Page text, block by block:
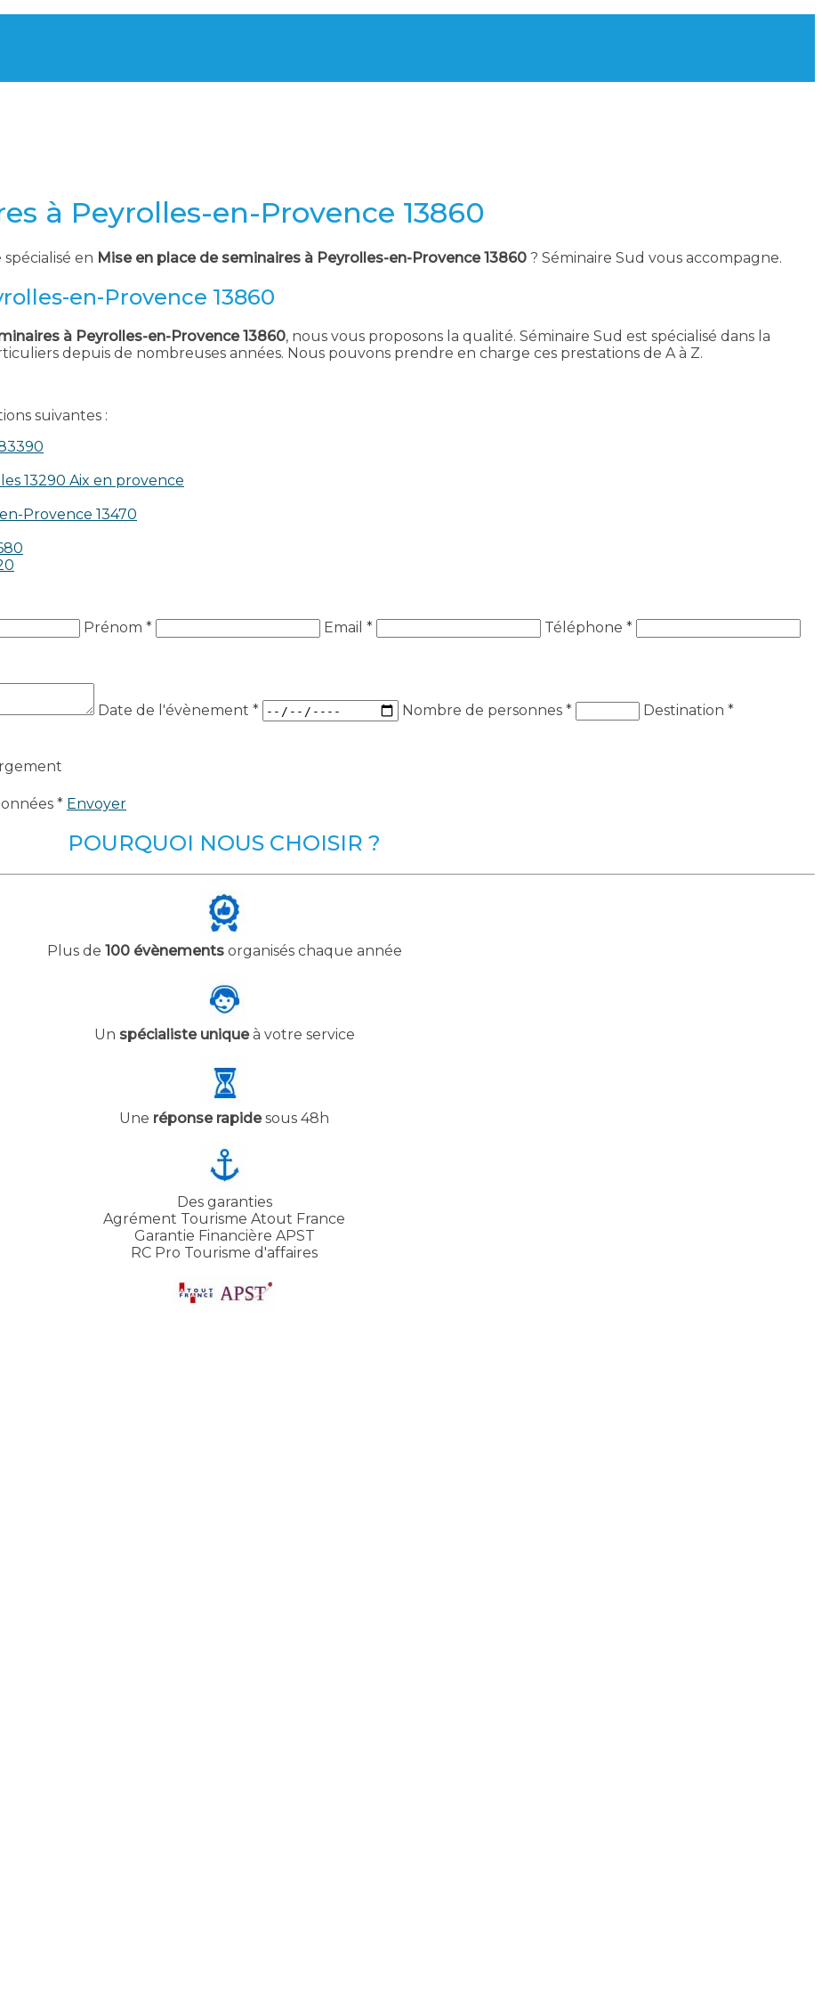
à Peyrolles-en-Provence 13860
en Mise en place de seminaires à Peyrolles-en-Provence 13860 ? Séminaire Sud vous accompagne.
en-Provence 13860
à Peyrolles-en-Provence 13860, nous vous proposons la qualité. Séminaire Sud est spécialisé dans la
depuis de nombreuses années. Nous pouvons prendre en charge ces prestations de A à Z.
suivantes :
13290 Aix en provence​
Provence 13470
Prénom * Email *
Téléphone *
Date de l'évènement * Nombre de personnes * Destination *
* Envoyer
POURQUOI NOUS CHOISIR ?
Plus de 100 évènementsorganisés chaque année
Un spécialiste uniqueà votre service
Une réponse rapidesous 48h
Des garanties
Agrément Tourisme Atout France
Garantie Financière APST
RC Pro Tourisme d'affaires